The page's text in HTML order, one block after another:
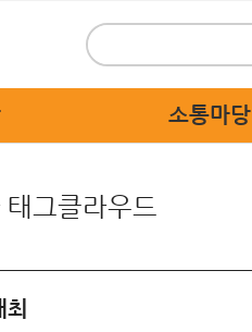
소통마당
태그클라우드